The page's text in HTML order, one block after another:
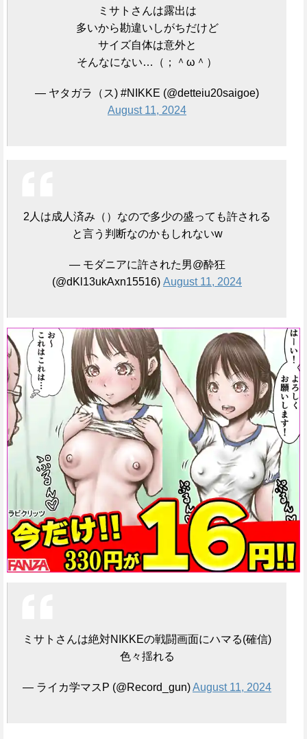
ミサトさんは露出は
多いから勘違いしがちだけど
サイズ自体は意外と
そんなにない…（；＾ω＾）
— ヤタガラ（ス) #NIKKE (@detteiu20saigoe)
August 11, 2024
2人は成人済み（）なので多少の盛っても許される
と言う判断なのかもしれないw
— モダニアに許された男@酔狂
(@dKl13ukAxn15516) August 11, 2024
ミサトさんは絶対NIKKEの戦闘画面にハマる(確信)
色々揺れる
— ライカ学マスP (@Record_gun)August 11, 2024